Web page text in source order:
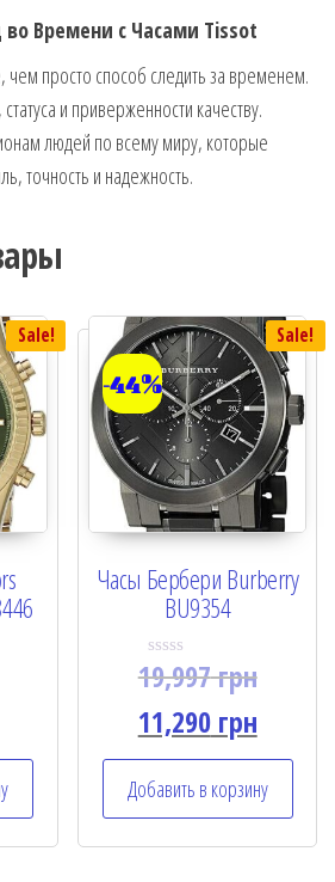
во Времени с Часами Tissot
просто способ следить за временем.
и приверженности качеству.
людей по всему миру, которые
точность и надежность.
Sale! Sale!
-44%
Часы Бербери Burberry
BU9354
R
a
e
d
0
o
u
t
f
19,997грн
11,290грн
Добавить в корзину